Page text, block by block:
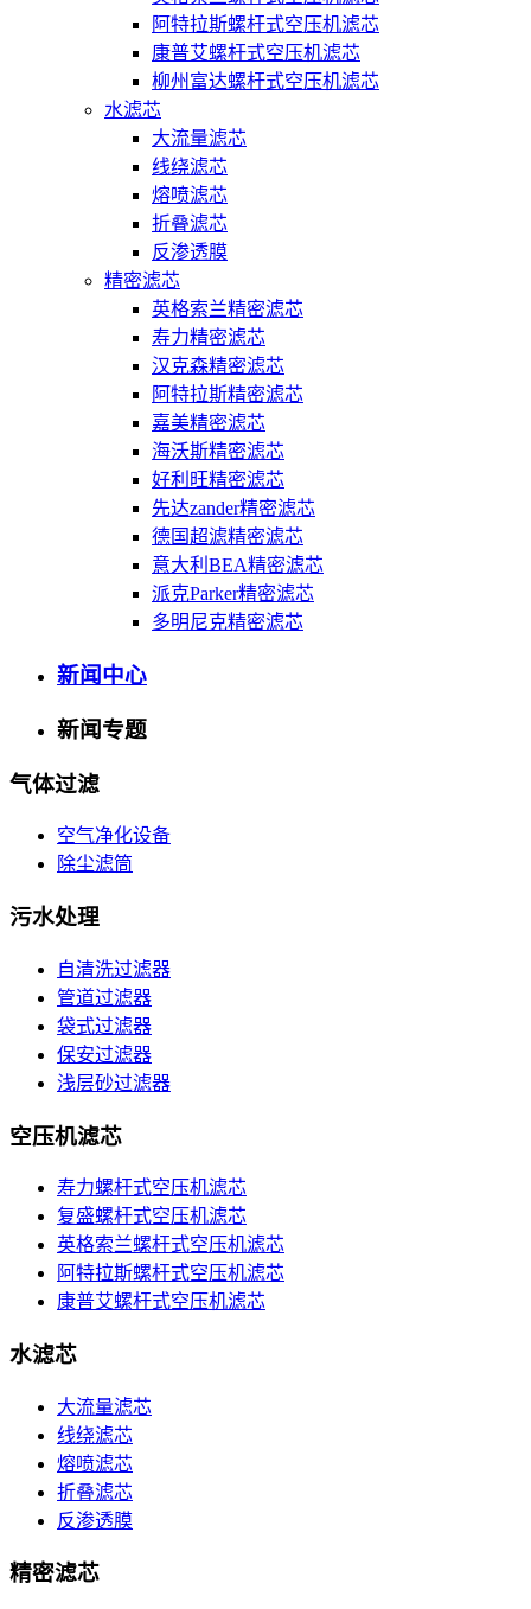
阿特拉斯螺杆式空压机滤芯
康普艾螺杆式空压机滤芯
柳州富达螺杆式空压机滤芯
水滤芯
大流量滤芯
线绕滤芯
熔喷滤芯
折叠滤芯
反渗透膜
精密滤芯
英格索兰精密滤芯
寿力精密滤芯
汉克森精密滤芯
阿特拉斯精密滤芯
嘉美精密滤芯
海沃斯精密滤芯
好利旺精密滤芯
先达zander精密滤芯
德国超滤精密滤芯
意大利BEA精密滤芯
派克Parker精密滤芯
多明尼克精密滤芯
新闻中心
新闻专题
气体过滤
空气净化设备
除尘滤筒
污水处理
自清洗过滤器
管道过滤器
袋式过滤器
保安过滤器
浅层砂过滤器
空压机滤芯
寿力螺杆式空压机滤芯
复盛螺杆式空压机滤芯
英格索兰螺杆式空压机滤芯
阿特拉斯螺杆式空压机滤芯
康普艾螺杆式空压机滤芯
水滤芯
大流量滤芯
线绕滤芯
熔喷滤芯
折叠滤芯
反渗透膜
精密滤芯